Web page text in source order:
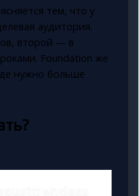
тем, что у
аудитория.
второй — в
Foundation же
нужно больше